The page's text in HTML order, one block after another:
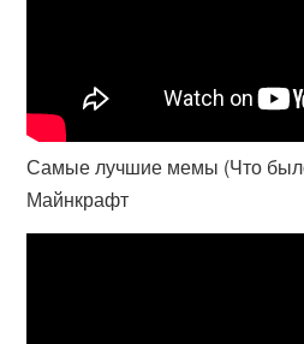
Самые лучшие мемы (Что
Майнкрафт